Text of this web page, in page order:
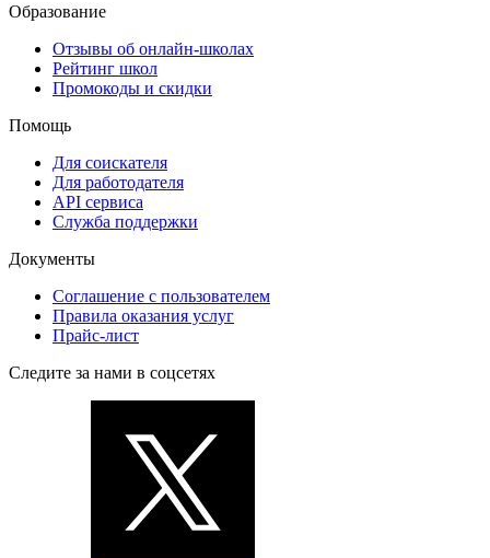
Образование
Отзывы об онлайн-школах
Рейтинг школ
Промокоды и скидки
Помощь
Для соискателя
Для работодателя
API сервиса
Служба поддержки
Документы
Соглашение с пользователем
Правила оказания услуг
Прайс-лист
Следите за нами в соцсетях